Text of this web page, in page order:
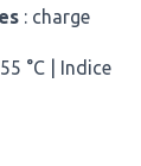
: charge
°C | Indice